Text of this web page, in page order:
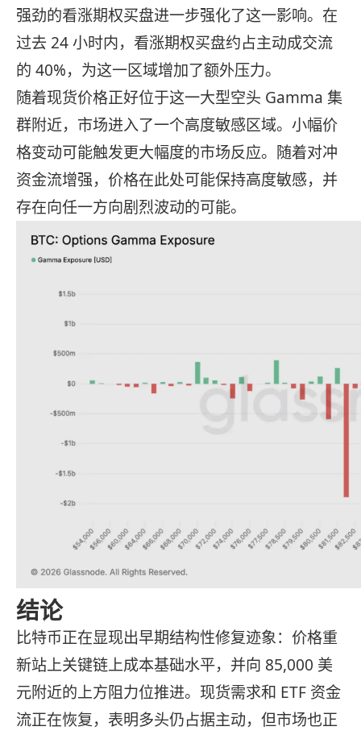
强劲的看涨期权买盘进一步强化了这一影响。在
过去 24 小时内，看涨期权买盘约占主动成交流
的 40%，为这一区域增加了额外压力。
随着现货价格正好位于这一大型空头 Gamma 集
群附近，市场进入了一个高度敏感区域。小幅价
格变动可能触发更大幅度的市场反应。随着对冲
资金流增强，价格在此处可能保持高度敏感，并
存在向任一方向剧烈波动的可能。
结论
比特币正在显现出早期结构性修复迹象：价格重
新站上关键链上成本基础水平，并向 85,000 美
元附近的上方阻力位推进。现货需求和 ETF 资金
流正在恢复，表明多头仍占据主动，但市场也正